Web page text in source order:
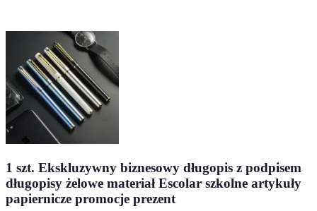
1 szt. Ekskluzywny biznesowy długopis z podpisem
długopisy żelowe materiał Escolar szkolne artykuły
papiernicze promocje prezent